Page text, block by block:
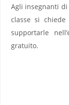
Agli insegnanti
classe si
supportarle
gratuito.